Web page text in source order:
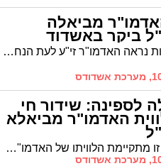
מביאלה
ביקר באשדוד
בתמונות נראה האדמו"ר זי"ע לעת הנחת אבן הפינה לביהמ"ד ביאלא בעיר. נראים לצידו: נציגי "אשדוד התורנית", הרב וובר והרב טננהויז
לספינה: שידור חי
האדמו"ר מביאלא
בשעה זו מתקיימת הלוויתו של האדמו"ר מביאלא זי"ע בירושלים. על אף מזג האוויר השרבי צועדים עשרות אלפים אחר מיטתו. צפו בשידור החי